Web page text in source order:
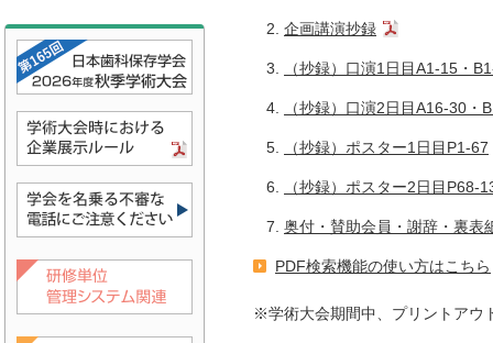
企画講演抄録
（抄録）口演1日目A1-15・
（抄録）口演2日目A16-30・
（抄録）ポスター1日目P1-67
（抄録）ポスター2日目P68-
奥付・賛助会員・謝辞・裏表
PDF検索機能の使い方はこちら
※学術大会期間中、プリントアウ